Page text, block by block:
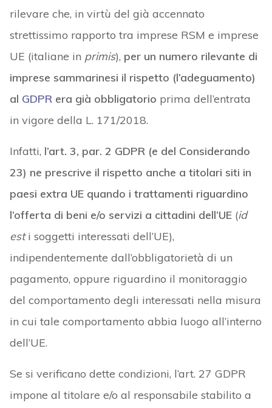
rilevare che, in virtù del già accennato
strettissimo rapporto tra imprese RSM e imprese
UE (italiane in primis), per un numero rilevante di
imprese sammarinesi il rispetto (l’adeguamento)
al GDPRera già obbligatorio prima dell’entrata
in vigore della L. 171/2018.
Infatti, l’art. 3, par. 2 GDPR (e del Considerando
23) ne prescrive il rispetto anche a titolari siti in
paesi extra UE quando i trattamenti riguardino
l’offerta di beni e/o servizi a cittadini dell’UE(id
esti soggetti interessati dell’UE),
indipendentemente dall’obbligatorietà di un
pagamento, oppure riguardino il monitoraggio
del comportamento degli interessati nella misura
in cui tale comportamento abbia luogo all’interno
dell’UE.
Se si verificano dette condizioni, l’art. 27 GDPR
impone al titolare e/o al responsabile stabilito a